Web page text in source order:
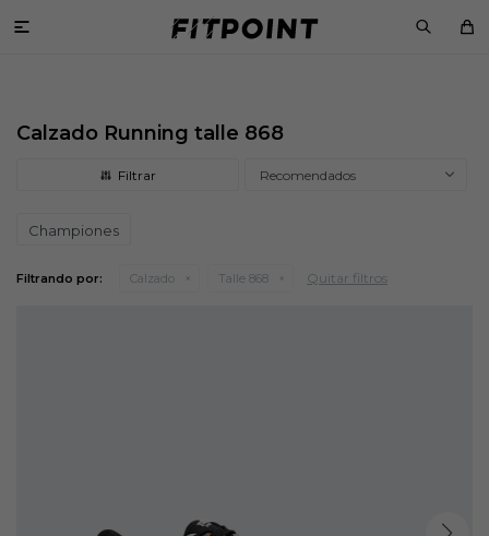

Calzado Running talle 868
Recomendados
Championes
Filtrando por: Calzado Talle 868 Quitar filtros